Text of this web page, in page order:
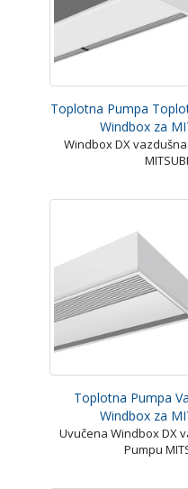
Toplotna Pumpa
Windbox za
Windbox DX
Toplotna Pumpa
Windbox za
Uvučena Windbox DX
Pumpu